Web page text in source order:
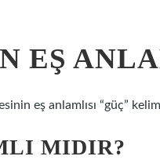
EŞ
eş anlamlısı “güç”
MIDIR?